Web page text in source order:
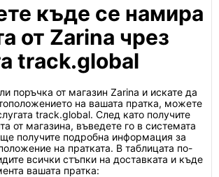
къде се намира
от Zarina чрез
track.global
поръчка от магазин Zarina и искате да
на вашата пратка, можете
track.global. След като получите
от магазина, въведете го в системата
получите подробна информация за
на пратката. В таблицата по-
всички стъпки на доставката и къде
вашата пратка: